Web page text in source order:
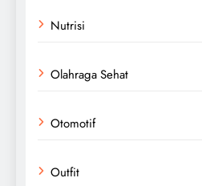
Nutrisi
Olahraga Sehat
Otomotif
Outfit